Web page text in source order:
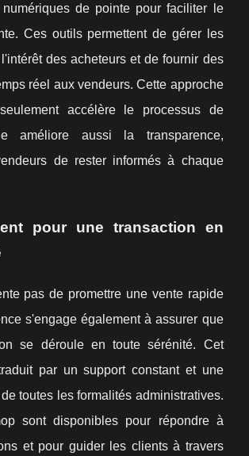
de pointe pour faciliter le
Ces outils permettent de gérer les
des acheteurs et de fournir des
réel aux vendeurs. Cette approche
accélère le processus de
améliore aussi la transparence,
de rester informés à chaque
pour une transaction en
pas de promettre une vente rapide
s'engage également à assurer que
se déroule en toute sérénité. Cet
par un support constant et une
toutes les formalités administratives.
sont disponibles pour répondre à
et pour guider les clients à travers